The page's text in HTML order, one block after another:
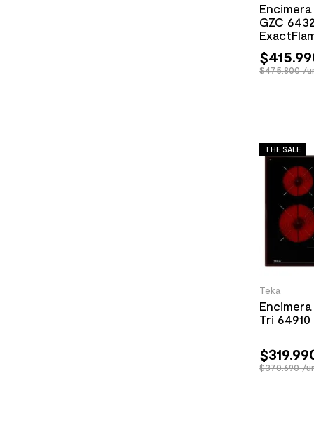
GZC
Anillo
$415.
$475.800 /
THE SALE
Teka
Tri 64910
$319.
$370.690 /